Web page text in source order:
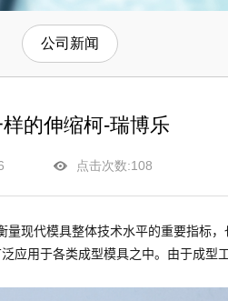
公司新闻
的伸缩柯-瑞博乐
点击次数:108
现代模具整体技术水平的重要指标，
应用于各类成型模具之中。由于成